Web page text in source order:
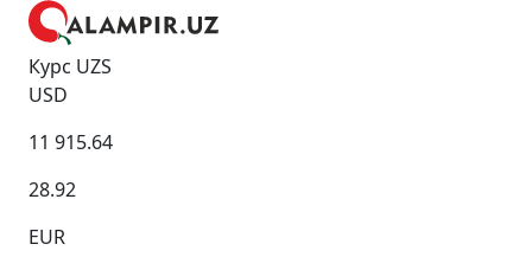
Курс UZS
USD
11 915.64
28.92
EUR